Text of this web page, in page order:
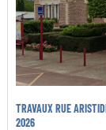
TRAVAUX RUE
2026